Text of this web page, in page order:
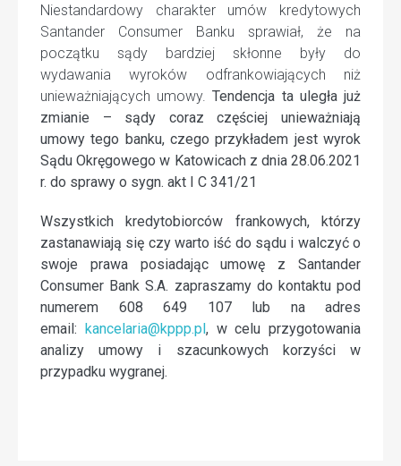
Niestandardowy charakter umów kredytowych
Santander Consumer Banku sprawiał, że na
początku sądy bardziej skłonne były do
wydawania wyroków odfrankowiających niż
unieważniających umowy.Tendencja ta uległa już
zmianie – sądy coraz częściej unieważniają
umowy tego banku, czego przykładem jest wyrok
Sądu Okręgowego w Katowicach z dnia 28.06.2021
r. do sprawy o sygn. akt I C 341/21
Wszystkich kredytobiorców frankowych, którzy
zastanawiają się czy warto iść do sądu i walczyć o
swoje prawa posiadając umowę z Santander
Consumer Bank S.A. zapraszamy do kontaktu pod
numerem 608 649 107 lub na adres
email: kancelaria@kppp.pl, w celu przygotowania
analizy umowy i szacunkowych korzyści w
przypadku wygranej.